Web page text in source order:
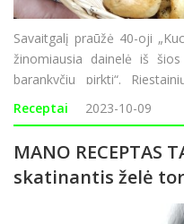
Savaitgalį praūžė 40-oji
žinomiausia dainelė iš
barankyčiu pirkti“.
originalųjį Kamajų
Receptai 2023-10-09
MANO RECEPTAS
skatinantis želė